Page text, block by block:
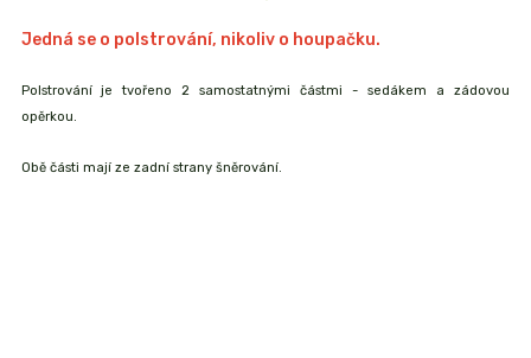
Jedná se o polstrování, nikoliv o houpačku.
Polstrování je tvořeno 2 samostatnými částmi - sedákem a zádovou
opěrkou.
Obě části mají ze zadní strany šněrování.